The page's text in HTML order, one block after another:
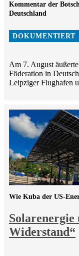
Kommentar der
Deutschland
Am 7. August
Föderation in
Leipziger Flughafen
Widerstand“
Wie Kuba der US-